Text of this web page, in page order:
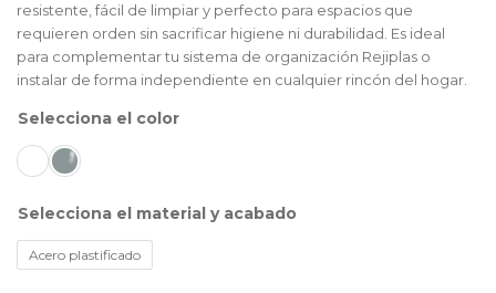
resistente, fácil de limpiar y perfecto para espacios que
requieren orden sin sacrificar higiene ni durabilidad. Es ideal
para complementar tu sistema de organización Rejiplas o
instalar de forma independiente en cualquier rincón del hogar.
color
material y acabado
Acero plastificado